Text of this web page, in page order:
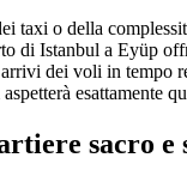
taxi o della
di Istanbul a Eyüp
dei voli in tempo
esattamente
sacro e